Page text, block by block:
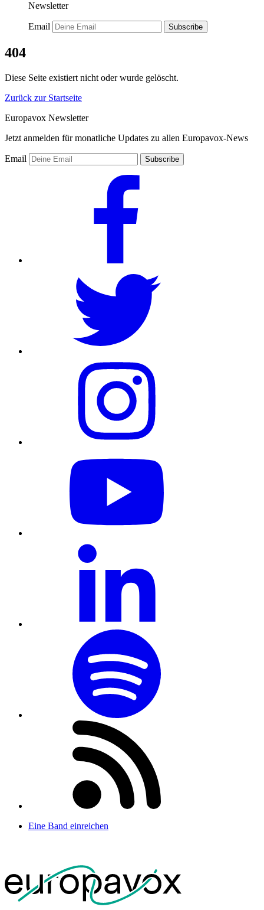
Newsletter
Email Subscribe
404
Diese Seite existiert nicht oder wurde gelöscht.
Zurück zur Startseite
Europavox Newsletter
Jetzt anmelden für monatliche Updates zu allen Europavox-News
Email Subscribe
Eine Band einreichen